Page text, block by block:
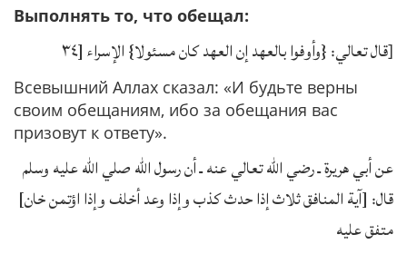
Выполнять то, что обещал:
قال تعالي: {وأوفوا بالعهد إن العهد كان مسئولا} الإسراء [٣٤]
Всевышний Аллах сказал: «И будьте верны
своим обещаниям, ибо за обещания вас
призовут к ответу».
عن أبي هريرة ـ رضي الله تعالي عنه ـ أن رسول الله صلي الله عليه وسلم
قال: [آية المنافق ثلاث إذا حدث كذب وإذا وعد أخلف وإذا اؤتمن خان]
متفق عليه